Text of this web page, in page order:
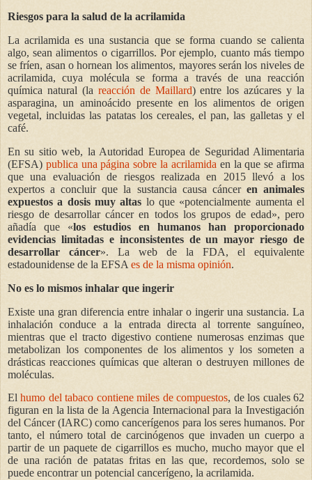
Riesgos para la salud de la acrilamida
La acrilamida es una sustancia que se forma cuando se calienta
algo, sean alimentos o cigarrillos. Por ejemplo, cuanto más tiempo
se fríen, asan o hornean los alimentos, mayores serán los niveles de
acrilamida, cuya molécula se forma a través de una reacción
química natural (la reacción de Maillard) entre los azúcares y la
asparagina, un aminoácido presente en los alimentos de origen
vegetal, incluidas las patatas los cereales, el pan, las galletas y el
café.
En su sitio web, la Autoridad Europea de Seguridad Alimentaria
(EFSA) publica una página sobre la acrilamida en la que se afirma
que una evaluación de riesgos realizada en 2015 llevó a los
expertos a concluir que la sustancia causa cáncer en animales
expuestos a dosis muy altas lo que «potencialmente aumenta el
riesgo de desarrollar cáncer en todos los grupos de edad», pero
añadía que «los estudios en humanos han proporcionado
evidencias limitadas e inconsistentes de un mayor riesgo de
desarrollar cáncer». La web de la FDA, el equivalente
estadounidense de la EFSA es de la misma opinión.
No es lo mismos inhalar que ingerir
Existe una gran diferencia entre inhalar o ingerir una sustancia. La
inhalación conduce a la entrada directa al torrente sanguíneo,
mientras que el tracto digestivo contiene numerosas enzimas que
metabolizan los componentes de los alimentos y los someten a
drásticas reacciones químicas que alteran o destruyen millones de
moléculas.
Elhumo del tabaco contiene miles de compuestos, de los cuales 62
figuran en la lista de la Agencia Internacional para la Investigación
del Cáncer (IARC) como cancerígenos para los seres humanos. Por
tanto, el número total de carcinógenos que invaden un cuerpo a
partir de un paquete de cigarrillos es mucho, mucho mayor que el
de una ración de patatas fritas en las que, recordemos, solo se
puede encontrar un potencial cancerígeno, la acrilamida.